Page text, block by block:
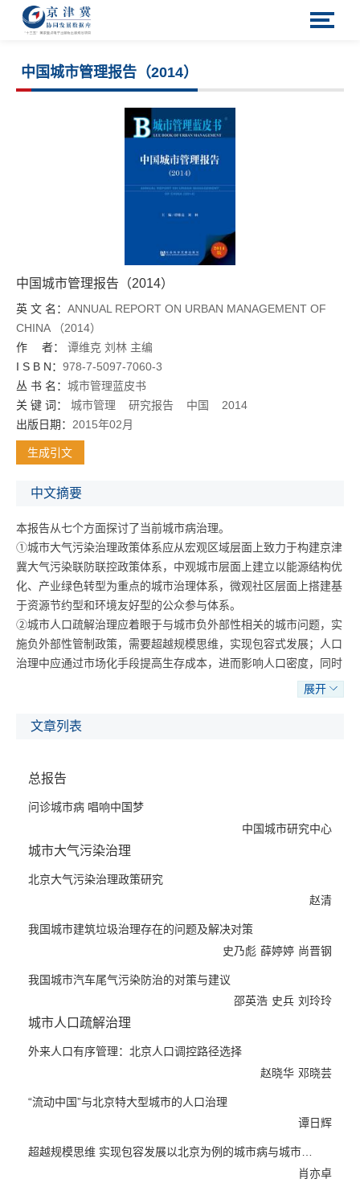
中国城市管理报告（2014）
中国城市管理报告（2014）
英 文 名： ANNUAL REPORT ON URBAN MANAGEMENT OF
CHINA （2014）
作 者：
谭维克 刘林 主编
I S B N： 978-7-5097-7060-3
丛 书 名： 城市管理蓝皮书
关 键 词：
城市管理 研究报告 中国
2014
出版日期： 2015年02月
生成引文
中文摘要
本报告从七个方面探讨了当前城市病治理。
①城市大气污染治理政策体系应从宏观区域层面上致力于构建京津
冀大气污染联防联控政策体系，中观城市层面上建立以能源结构优
化、产业绿色转型为重点的城市治理体系，微观社区层面上搭建基
于资源节约型和环境友好型的公众参与体系。
②城市人口疏解治理应着眼于与城市负外部性相关的城市问题，实
施负外部性管制政策，需要超越规模思维，实现包容式发展；人口
治理中应通过市场化手段提高生存成本，进而影响人口密度，同时
积极推进京津冀一体化发展，鼓励周边人口就地发展；外来人口管
理中应强化以外来人口有序管理为导向的部门统筹机制，加强城乡
一体化管理建立，并建立外来人口动态管理机制。
衔接边缘界面、根据轨道交通枢纽区位及实际需求适当设置潮汐交
调配与利用流域水资源，通过产业结构优化调整减少水资源总量需
求，从减少食物浪费入手降低水资源消耗；城市基础设施建设是城
市资源消耗较大的领域，报告提出采取PPP模式开展基础设施建设
系，建立节能环保产业管理系统，加快推进节能环保产业的市场化
进程，培育具有核心竞争力的大型节能环保企业，规范产业市场环
境等。
城市病的一个重要方向，应建设新型农村社区，促进城市失地农民
就业，加强城乡接合部的治理和改造力度，构筑新型城镇体系。
⑦城市治理实践部分结合北京城市现状，提出了加强基层城管执法
工作的思考与对策建议；报告提出了城市管理综合执法的“2+n”管
部门共同参与的环境综合管理模式。
展开
文章列表
总报告
中国城市研究中心
问诊城市病 唱响中国梦
城市大气污染治理
赵清
北京大气污染治理政策研究
史乃彪 薛婷婷 尚晋钢
我国城市建筑垃圾治理存在的问题及解决对策
邵英浩 史兵 刘玲玲
我国城市汽车尾气污染防治的对策与建议
城市人口疏解治理
赵晓华 邓晓芸
外来人口有序管理：北京人口调控路径选择
谭日辉
“流动中国”与北京特大型城市的人口治理
肖亦卓